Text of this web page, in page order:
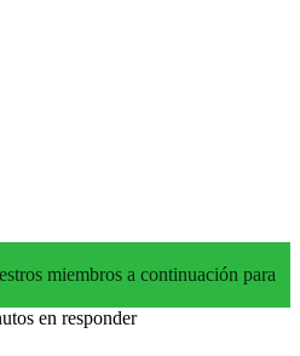
miembros a continuación para
en responder